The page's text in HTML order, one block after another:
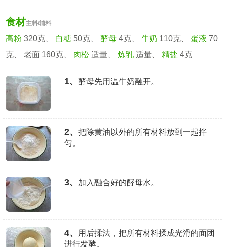
食材主料/辅料
高粉 320克、 白糖 50克、酵母 4克、牛奶 110克、蛋液 70
克、 老面 160克、 肉松 适量、炼乳 适量、精盐 4克
1、 酵母先用温牛奶融开。
2、
把除黄油以外的所有材料放到一起拌
匀。
3、 加入融合好的酵母水。
4、
用后揉法，把所有材料揉成光滑的面团
进行发酵。